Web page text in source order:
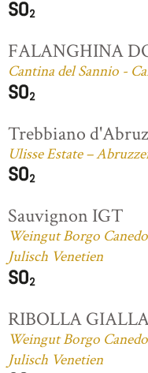
FALANGHINA
Cantina del Sannio -
Trebbiano
Ulisse Estate –
Sauvignon IGT
Weingut Borgo
Julisch Venetien
RIBOLLA
Weingut Borgo
Julisch Venetien